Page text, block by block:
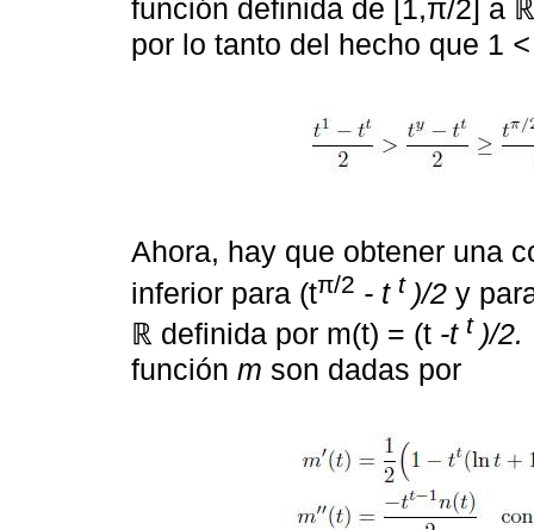
función definida de [1,π/2] a
por lo tanto del hecho que 1
Ahora, hay que obtener una
inferior para (tπ/2 - t t )/2 y
ℝ definida por m(t) = (t -t t )/2.
función m son dadas por